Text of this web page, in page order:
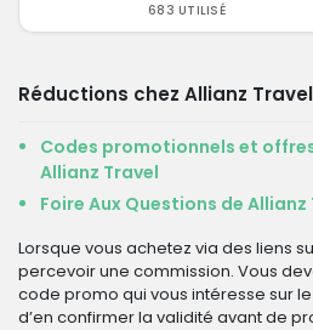
683 UTILISÉ
Réductions chez Allianz Travel
Codes promotionnels et
Allianz Travel
Foire Aux Questions de Allianz
Lorsque vous achetez via des liens
percevoir une commission. Vous
code promo qui vous intéresse sur
d’en confirmer la validité avant de